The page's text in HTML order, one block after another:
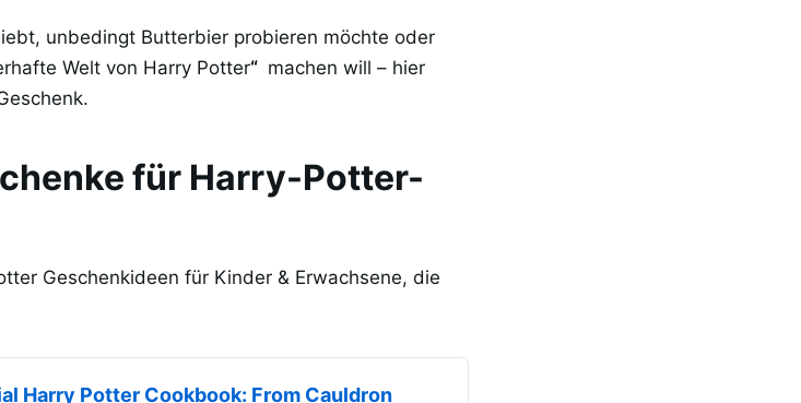
unbedingt Butterbier probieren möchte oder
Welt von Harry Potter“ machen will – hier
für Harry-Potter-
Geschenkideen für Kinder & Erwachsene, die
Harry Potter Cookbook: From Cauldron